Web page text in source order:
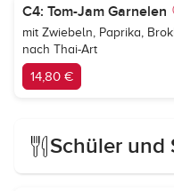
C4: Tom-Jam Garnelen
mit Zwiebeln, Paprika,
nach Thai-Art
14,80 €
Schüler und